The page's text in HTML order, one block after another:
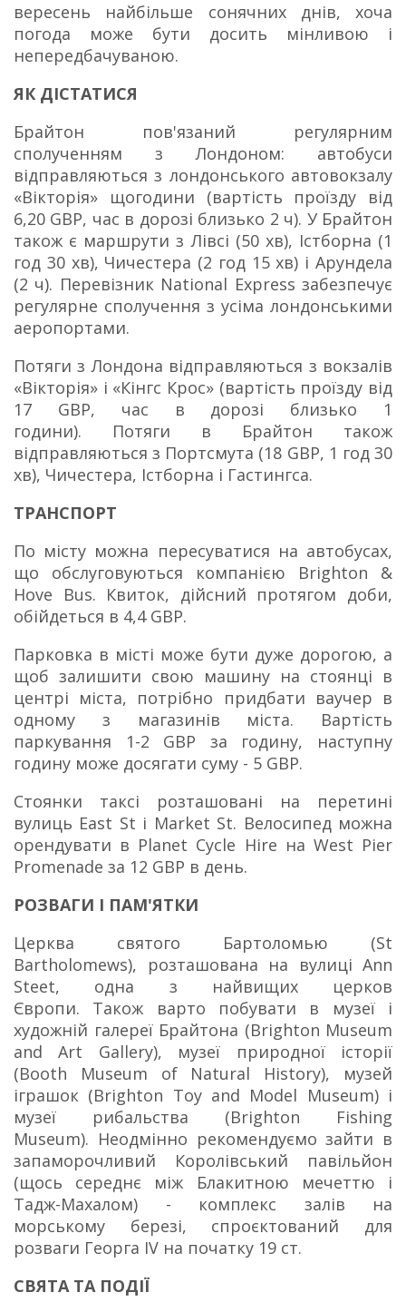
вересень найбільше сонячних днів, хоча
погода може бути досить мінливою і
непередбачуваною.
ЯК ДІСТАТИСЯ
Брайтон пов'язаний регулярним
сполученням з Лондоном: автобуси
відправляються з лондонського автовокзалу
«Вікторія» щогодини (вартість проїзду від
6,20 GBP, час в дорозі близько 2 ч). У Брайтон
також є маршрути з Лівсі (50 хв), Істборна (1
год 30 хв), Чичестера (2 год 15 хв) і Арундела
(2 ч). Перевізник National Express забезпечує
регулярне сполучення з усіма лондонськими
аеропортами.
Потяги з Лондона відправляються з вокзалів
«Вікторія» і «Кінгс Крос» (вартість проїзду від
17 GBP, час в дорозі близько 1
години). Потяги в Брайтон також
відправляються з Портсмута (18 GBP, 1 год 30
хв), Чичестера, Істборна і Гастингса.
ТРАНСПОРТ
По місту можна пересуватися на автобусах,
що обслуговуються компанією Brighton &
Hove Bus. Квиток, дійсний протягом доби,
обійдеться в 4,4 GBP.
Парковка в місті може бути дуже дорогою, а
щоб залишити свою машину на стоянці в
центрі міста, потрібно придбати ваучер в
одному з магазинів міста. Вартість
паркування 1-2 GBP за годину, наступну
годину може досягати суму - 5 GBP.
Стоянки таксі розташовані на перетині
вулиць East St і Market St. Велосипед можна
орендувати в Planet Cycle Hire на West Pier
Promenade за 12 GBP в день.
РОЗВАГИ І ПАМ'ЯТКИ
Церква святого Бартоломью (St
Bartholomews), розташована на вулиці Ann
Steet, одна з найвищих церков
Європи. Також варто побувати в музеї і
художній галереї Брайтона (Brighton Museum
and Art Gallery), музеї природної історії
(Booth Museum of Natural History), музей
іграшок (Brighton Toy and Model Museum) і
музеї рибальства (Brighton Fishing
Museum). Неодмінно рекомендуємо зайти в
запаморочливий Королівський павільйон
(щось середнє між Блакитною мечеттю і
Тадж-Махалом) - комплекс залів на
морському березі, спроєктований для
розваги Георга IV на початку 19 ст.
СВЯТА ТА ПОДІЇ